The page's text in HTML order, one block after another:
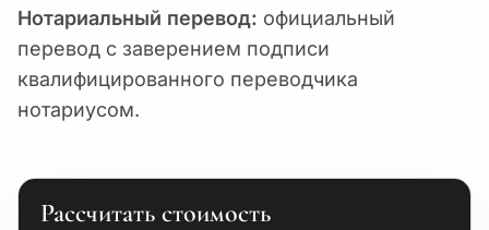
Нотариальный перевод: официальный
перевод с заверением подписи
квалифицированного переводчика
нотариусом.
Рассчитать стоимость